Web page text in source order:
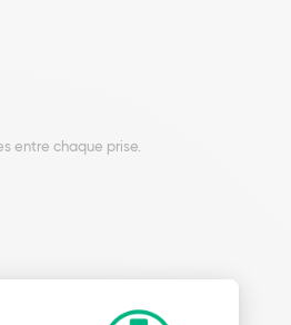
entre chaque prise.